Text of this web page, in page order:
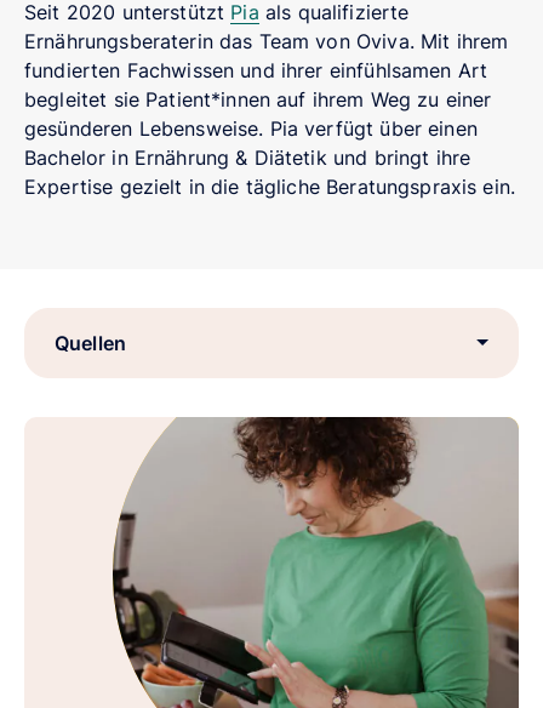
Seit 2020 unterstützt Pia als qualifizierte
Ernährungsberaterin das Team von Oviva. Mit ihrem
fundierten Fachwissen und ihrer einfühlsamen Art
begleitet sie Patient*innen auf ihrem Weg zu einer
gesünderen Lebensweise. Pia verfügt über einen
Bachelor in Ernährung & Diätetik und bringt ihre
Expertise gezielt in die tägliche Beratungspraxis ein.
Quellen